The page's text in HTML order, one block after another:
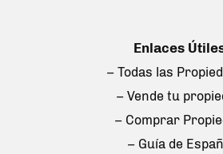
Enlaces
– Todas las
– Vende tu
– Comprar
– Guía de